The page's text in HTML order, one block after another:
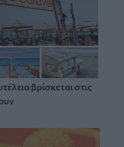
βρίσκεται στις